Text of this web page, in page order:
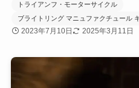
トライアンフ・モーターサイクル
ブライトリング マニュファクチュール
2023年7月10日 2025年3月11日